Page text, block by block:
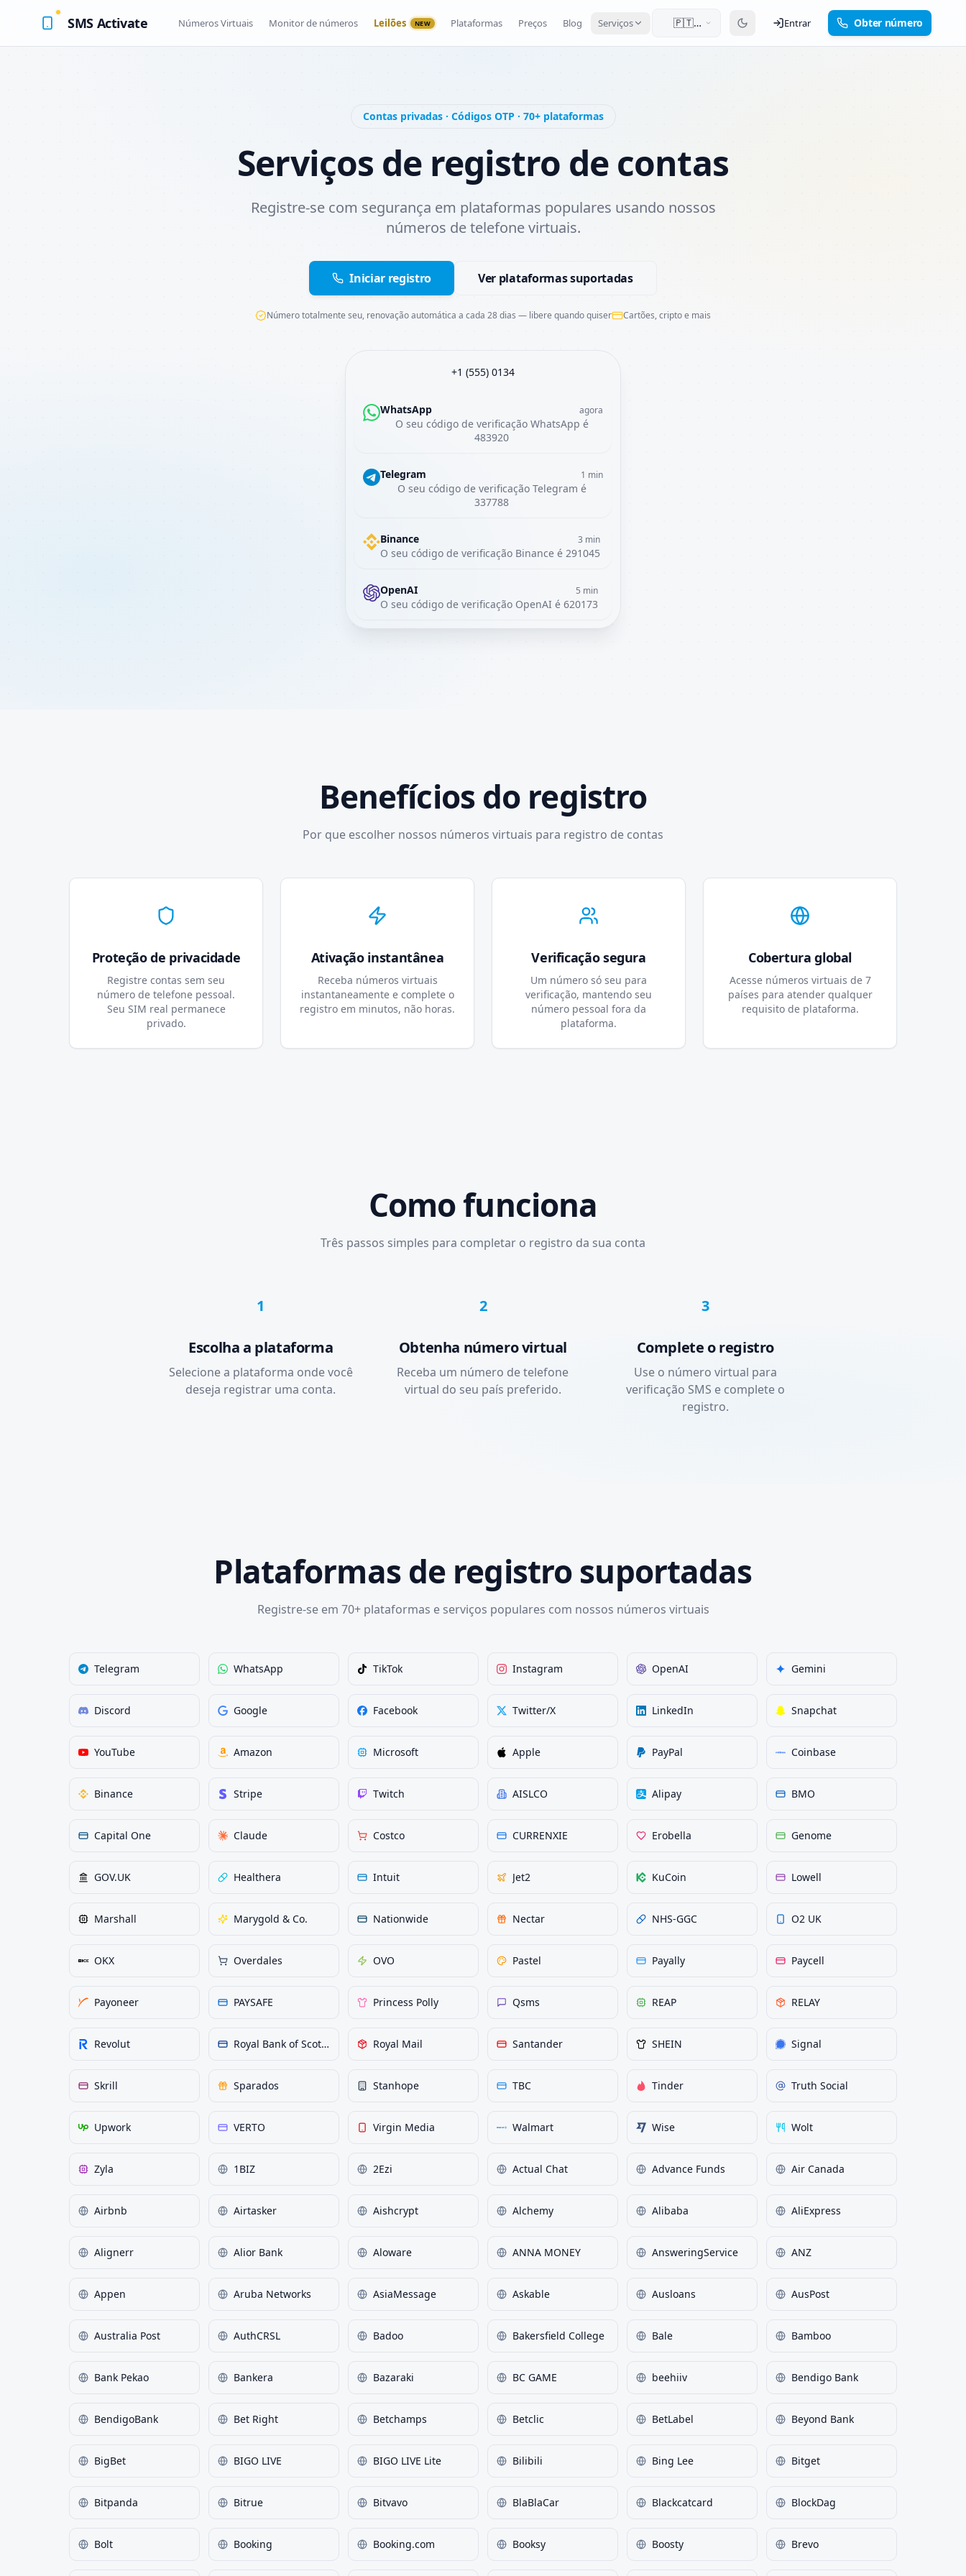
SMS Activate Números Virtuais Monitor de números Leilões NEW Plataformas Preços Blog Serviços
🇵🇹
Entrar Obter número
Contas privadas · Códigos OTP · 70+ plataformas
Serviços de registro de contas
Registre-se com segurança em plataformas populares usando nossos
números de telefone virtuais.
Iniciar registro Ver plataformas suportadas
Número totalmente seu, renovação automática a cada 28 dias — libere quando quiser Cartões, cripto e mais
+1 (555) 0134
WhatsApp agora
O seu código de verificação WhatsApp é
483920
Telegram 1 min
O seu código de verificação Telegram é
337788
Binance 3 min
O seu código de verificação Binance é 291045
OpenAI 5 min
O seu código de verificação OpenAI é 620173
Benefícios do registro
Por que escolher nossos números virtuais para registro de contas
Proteção de privacidade
Registre contas sem seu
número de telefone pessoal.
Seu SIM real permanece
privado.
Ativação instantânea
Receba números virtuais
instantaneamente e complete o
registro em minutos, não horas.
Verificação segura
Um número só seu para
verificação, mantendo seu
número pessoal fora da
plataforma.
Cobertura global
Acesse números virtuais de 7
países para atender qualquer
requisito de plataforma.
Como funciona
Três passos simples para completar o registro da sua conta
1
Escolha a plataforma
Selecione a plataforma onde você
deseja registrar uma conta.
2
Obtenha número virtual
Receba um número de telefone
virtual do seu país preferido.
3
Complete o registro
Use o número virtual para
verificação SMS e complete o
registro.
Plataformas de registro suportadas
Registre-se em 70+ plataformas e serviços populares com nossos números virtuais
Telegram WhatsApp TikTok Instagram OpenAI Gemini
Discord Google Facebook Twitter/X LinkedIn Snapchat
YouTube Amazon Microsoft Apple PayPal Coinbase
Binance Stripe Twitch AISLCO Alipay BMO
Capital One Claude Costco CURRENXIE Erobella Genome
GOV.UK Healthera Intuit Jet2 KuCoin Lowell
Marshall Marygold & Co. Nationwide Nectar NHS-GGC O2 UK
OKX Overdales OVO Pastel Payally Paycell
Payoneer PAYSAFE Princess Polly Qsms REAP RELAY
Revolut Royal Bank of Scotland Royal Mail Santander SHEIN Signal
Skrill Sparados Stanhope TBC Tinder Truth Social
Upwork VERTO Virgin Media Walmart Wise Wolt
Zyla 1BIZ 2Ezi Actual Chat Advance Funds Air Canada
Airbnb Airtasker Aishcrypt Alchemy Alibaba AliExpress
Alignerr Alior Bank Aloware ANNA MONEY AnsweringService ANZ
Appen Aruba Networks AsiaMessage Askable Ausloans AusPost
Australia Post AuthCRSL Badoo Bakersfield College Bale Bamboo
Bank Pekao Bankera Bazaraki BC GAME beehiiv Bendigo Bank
BendigoBank Bet Right Betchamps Betclic BetLabel Beyond Bank
BigBet BIGO LIVE BIGO LIVE Lite Bilibili Bing Lee Bitget
Bitpanda Bitrue Bitvavo BlaBlaCar Blackcatcard BlockDag
Bolt Booking Booking.com Booksy Boosty Brevo